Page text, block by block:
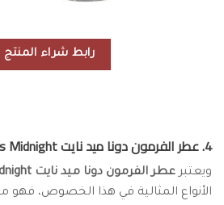
رابط شراء المنتج
4. عطر الفرمون دونا ميد نايت Phermones Midnight
ويعتبرعطر الفرمون دونا ميد نايت Phermones Midnight
الأنواع المثالية في هذا الخصوص، فهو